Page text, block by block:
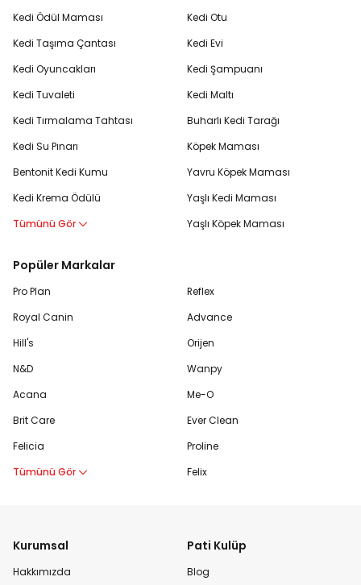
Kedi Ödül Maması
Kedi Taşıma Çantası
Kedi Oyuncakları
Kedi Tuvaleti
Kedi Tırmalama Tahtası
Kedi Su Pınarı
Bentonit Kedi Kumu
Kedi Krema Ödülü
Tümünü Gör
Kedi Otu
Kedi Evi
Kedi Şampuanı
Kedi Maltı
Buharlı Kedi Tarağı
Köpek Maması
Yavru Köpek Maması
Yaşlı Kedi Maması
Yaşlı Köpek Maması
Popüler Markalar
Pro Plan
Royal Canin
Hill's
N&D
Acana
Brit Care
Felicia
Tümünü Gör
Reflex
Advance
Orijen
Wanpy
Me-O
Ever Clean
Proline
Felix
Kurumsal
Hakkımızda
Pati Kulüp
Blog